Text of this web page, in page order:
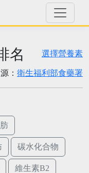
選擇營養素
名
： 衛生福利部食藥署
碳水化合物
維生素B2